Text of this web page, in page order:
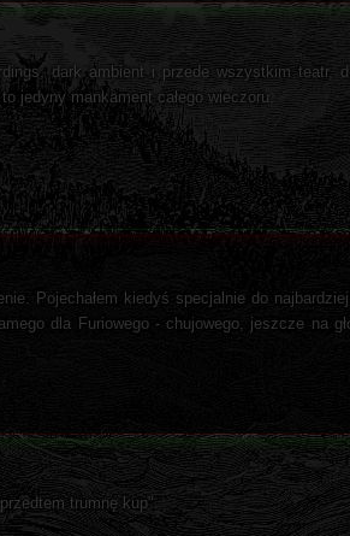
dark ambient i przede wszystkim
jedyny mankament całego wieczoru.
Pojechałem kiedyś specjalnie do
dla Furiowego - chujowego, jeszcze na
trumnę kup".